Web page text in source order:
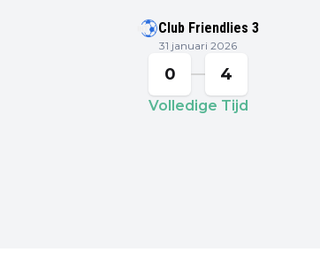
Club Friendlies 3
31 januari 2026
0 4
Volledige Tijd